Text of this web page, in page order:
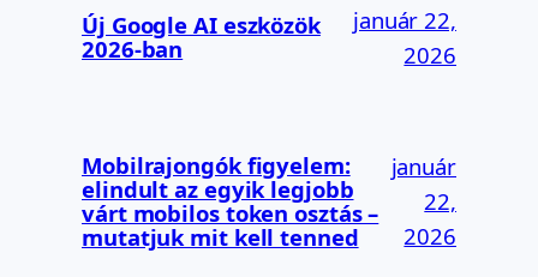
Új Google AI eszközök
2026-ban
január 22,
2026
Mobilrajongók figyelem:
elindult az egyik legjobb
várt mobilos token osztás –
mutatjuk mit kell tenned
január
22,
2026